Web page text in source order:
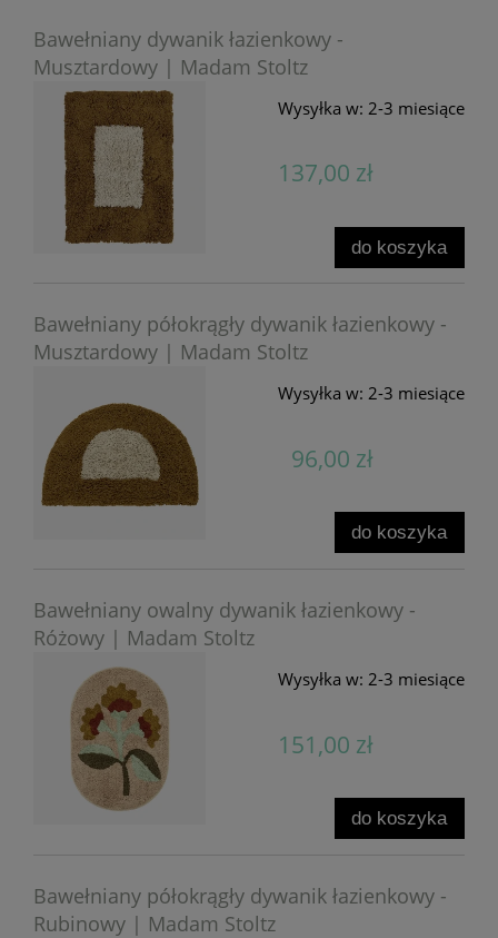
Bawełniany dywanik łazienkowy -
Musztardowy | Madam Stoltz
Wysyłka w: 2-3 miesiące
137,00 zł
do koszyka
Bawełniany półokrągły dywanik łazienkowy -
Musztardowy | Madam Stoltz
Wysyłka w: 2-3 miesiące
96,00 zł
do koszyka
Bawełniany owalny dywanik łazienkowy -
Różowy | Madam Stoltz
Wysyłka w: 2-3 miesiące
151,00 zł
do koszyka
Bawełniany półokrągły dywanik łazienkowy -
Rubinowy | Madam Stoltz